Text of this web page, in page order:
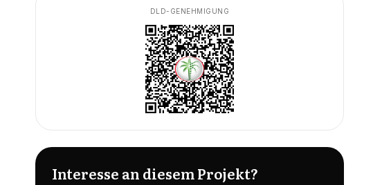
DLD-GENEHMIGUNG
Interesse an diesem Projekt?